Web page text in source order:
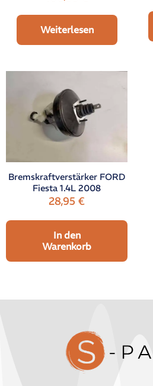
Weiterlesen
Bremskraftverstärker FORD
Fiesta 1.4L 2008
28,95€
In den
Warenkorb